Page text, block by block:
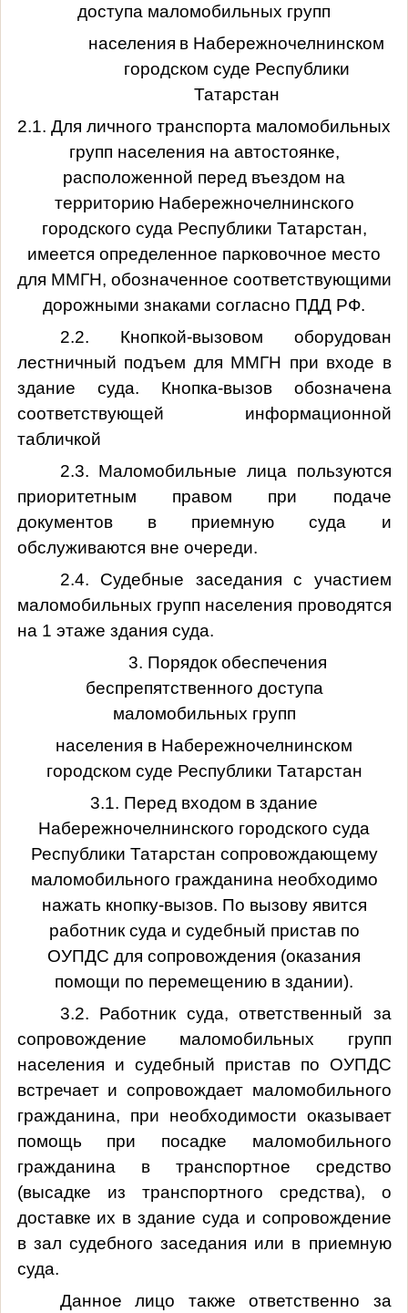
доступа маломобильных групп
населения в Набережночелнинском
городском суде Республики
Татарстан
2.1. Для личного транспорта маломобильных
групп населения на автостоянке,
расположенной перед въездом на
территорию Набережночелнинского
городского суда Республики Татарстан,
имеется определенное парковочное место
для ММГН, обозначенное соответствующими
дорожными знаками согласно ПДД РФ.
2.2. Кнопкой-вызовом оборудован
лестничный подъем для ММГН при входе в
здание суда. Кнопка-вызов обозначена
соответствующей информационной
табличкой
2.3. Маломобильные лица пользуются
приоритетным правом при подаче
документов в приемную суда и
обслуживаются вне очереди.
2.4. Судебные заседания с участием
маломобильных групп населения проводятся
на 1 этаже здания суда.
3. Порядок обеспечения
беспрепятственного доступа
маломобильных групп
населения в Набережночелнинском
городском суде Республики Татарстан
3.1. Перед входом в здание
Набережночелнинского городского суда
Республики Татарстан сопровождающему
маломобильного гражданина необходимо
нажать кнопку-вызов. По вызову явится
работник суда и судебный пристав по
ОУПДС для сопровождения (оказания
помощи по перемещению в здании).
3.2. Работник суда, ответственный за
сопровождение маломобильных групп
населения и судебный пристав по ОУПДС
встречает и сопровождает маломобильного
гражданина, при необходимости оказывает
помощь при посадке маломобильного
гражданина в транспортное средство
(высадке из транспортного средства), о
доставке их в здание суда и сопровождение
в зал судебного заседания или в приемную
суда.
Данное лицо также ответственно за